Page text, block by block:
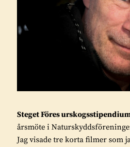
Steget Föres
årsmöte i
Jag visade tre korta filmer som